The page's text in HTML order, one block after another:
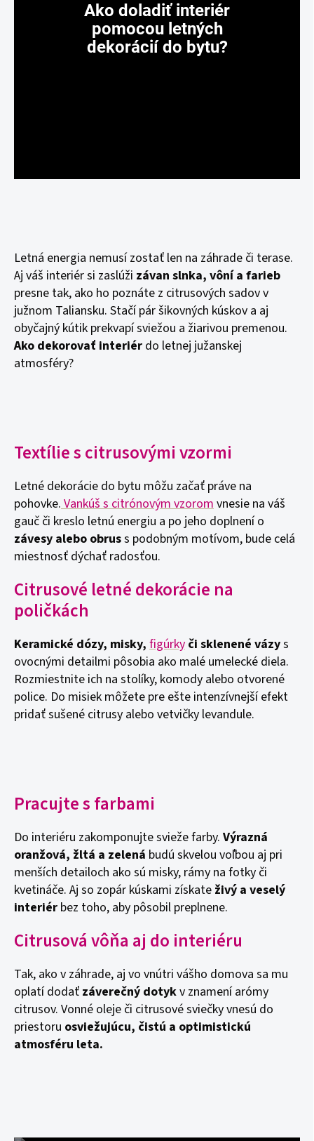
Ako doladiť interiér
pomocou letných
dekorácií do bytu?
Letná energia nemusí zostať len na záhrade či terase.
Aj váš interiér si zaslúži závan slnka, vôní a farieb
presne tak, ako ho poznáte z citrusových sadov v
južnom Taliansku. Stačí pár šikovných kúskov a aj
obyčajný kútik prekvapí sviežou a žiarivou premenou.
Ako dekorovať interiér do letnej južanskej
atmosféry?
Textílie s citrusovými vzormi
Letné dekorácie do bytu môžu začať práve na
pohovke. Vankúš s citrónovým vzoromvnesie na váš
gauč či kreslo letnú energiu a po jeho doplnení o
závesy alebo obruss podobným motívom, bude celá
miestnosť dýchať radosťou.
Citrusové letné dekorácie na
poličkách
Keramické dózy, misky, figúrky či sklenené vázys
ovocnými detailmi pôsobia ako malé umelecké diela.
Rozmiestnite ich na stolíky, komody alebo otvorené
police. Do misiek môžete pre ešte intenzívnejší efekt
pridať sušené citrusy alebo vetvičky levandule.
Pracujte s farbami
Do interiéru zakomponujte svieže farby. Výrazná
oranžová, žltá a zelená budú skvelou voľbou aj pri
menších detailoch ako sú misky, rámy na fotky či
kvetináče. Aj so zopár kúskami získate živý a veselý
interiér bez toho, aby pôsobil preplnene.
Citrusová vôňa aj do interiéru
Tak, ako v záhrade, aj vo vnútri vášho domova sa mu
oplatí dodať záverečný dotykv znamení arómy
citrusov. Vonné oleje či citrusové sviečky vnesú do
priestoru osviežujúcu, čistú a optimistickú
atmosféru leta.